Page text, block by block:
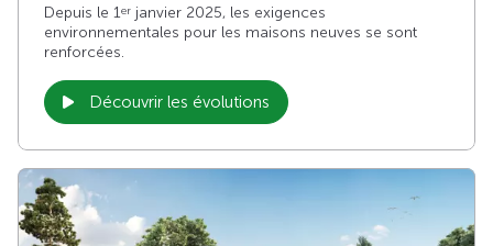
Depuis le 1er janvier 2025, les exigences
environnementales pour les maisons neuves se sont
renforcées.
Découvrir les évolutions